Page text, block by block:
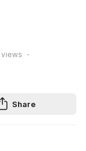
views
Share